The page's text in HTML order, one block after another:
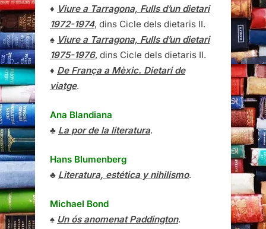
♦ Viure a Tarragona, Fulls d’un dietari
1972-1974, dins Cicle dels dietaris II.
♠ Viure a Tarragona, Fulls d’un dietari
1975-1976, dins Cicle dels dietaris II.
♦ De França a Mèxic. Dietari de
viatge.
Ana Blandiana
♣ La por de la literatura.
Hans Blumenberg
♣ Literatura, estética y nihilismo.
Michael Bond
♠ Un ós anomenat Paddington.